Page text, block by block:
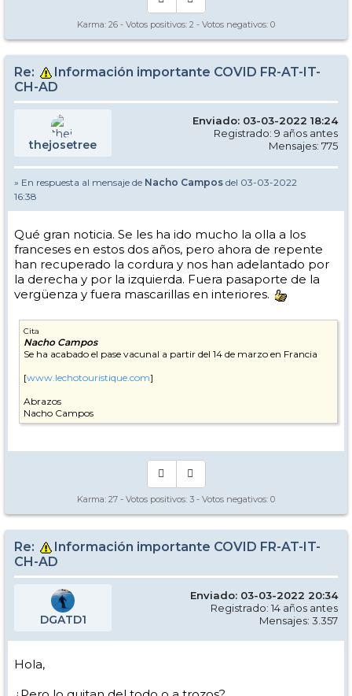
Karma: 26 - Votos positivos: 2 - Votos negativos: 0
Re:
Información importante COVID FR-AT-IT-
CH-AD
thejosetree
Enviado: 03-03-2022 18:24
Registrado: 9 años antes
Mensajes: 775
» En respuesta al mensaje de Nacho Campos del 03-03-2022
16:38
Qué gran noticia. Se les ha ido mucho la olla a los
franceses en estos dos años, pero ahora de repente
han recuperado la cordura y nos han adelantado por
la derecha y por la izquierda. Fuera pasaporte de la
vergüenza y fuera mascarillas en interiores.
Cita
Nacho Campos
Se ha acabado el pase vacunal a partir del 14 de marzo en Francia
[www.lechotouristique.com]
Abrazos
Nacho Campos
Karma: 27 - Votos positivos: 3 - Votos negativos: 0
Re:
Información importante COVID FR-AT-IT-
CH-AD
DGATD1
Enviado: 03-03-2022 20:34
Registrado: 14 años antes
Mensajes: 3.357
Hola,